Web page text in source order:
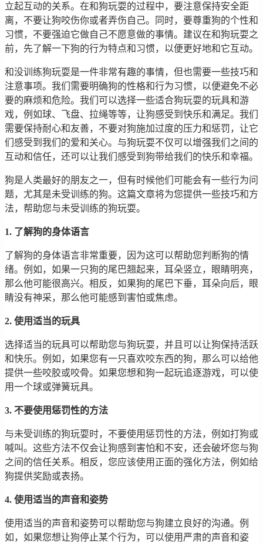
立起互动的关系。在和狗玩耍的过程中，要注意保持安全距
离，不要让狗咬伤你或者弄伤自己。同时，要尊重狗的个性和
习惯，不要强迫它做自己不愿意做的事情。建议在和狗玩耍之
前，先了解一下狗的行为特点和习惯，以便更好地和它互动。
和没训练狗玩耍是一件非常有趣的事情，但也需要一些技巧和
注意事项。我们需要明确狗的性格和行为习惯，以便避免不必
要的麻烦和危险。我们可以选择一些适合狗玩耍的玩具和游
戏，例如球、飞盘、拉绳等等，让狗感受到快乐和满足。我们
需要保持耐心和友善，不要对狗施加过度的压力和惩罚，让它
们感受到我们的爱和关心。与狗玩耍不仅可以增强我们之间的
互动和信任，还可以让我们感受到狗带给我们的快乐和幸福。
狗是人类最好的朋友之一，但有时候他们可能会有一些行为问
题，尤其是未受训练的狗。这篇文章将为您提供一些技巧和方
法，帮助您与未受训练的狗玩耍。
1. 了解狗的身体语言
了解狗的身体语言非常重要，因为这可以帮助您判断狗的情
绪。例如，如果一只狗的尾巴翘起来，耳朵竖立，眼睛明亮，
那么他可能很高兴。相反，如果狗的尾巴下垂，耳朵向后，眼
睛没有神采，那么他可能感到害怕或焦虑。
2. 使用适当的玩具
选择适当的玩具可以帮助您与狗玩耍，并且可以让狗保持活跃
和快乐。例如，如果您有一只喜欢咬东西的狗，那么可以给他
提供一些咬胶或咬骨。如果您想和狗一起玩追逐游戏，可以使
用一个球或弹簧玩具。
3. 不要使用惩罚性的方法
与未受训练的狗玩耍时，不要使用惩罚性的方法，例如打狗或
喊叫。这些方法不仅会让狗感到害怕和不安，还会破坏您与狗
之间的信任关系。相反，您应该使用正面的强化方法，例如给
狗提供奖励或表扬。
4. 使用适当的声音和姿势
使用适当的声音和姿势可以帮助您与狗建立良好的沟通。例
如，如果您想让狗停止某个行为，可以使用严肃的声音和姿